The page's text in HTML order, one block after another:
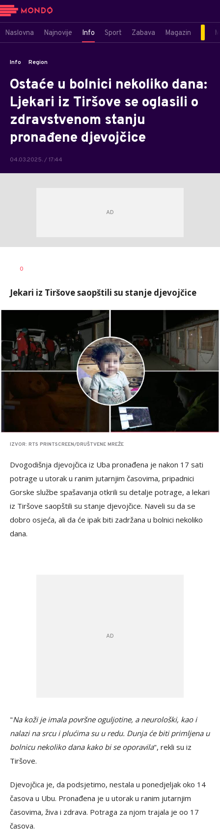
Naslovna Najnovije Info Sport Zabava Magazin
Info Region
Ostaće u bolnici nekoliko dana:
Ljekari iz Tiršove se oglasili o
zdravstvenom stanju
pronađene djevojčice
04.03.2025. / 17:44
AUTOR
0
Jekari iz Tiršove saopštili su stanje djevojčice
IZVOR: RTS PRINTSCREEN/DRUŠTVENE MREŽE
Dvogodišnja djevojčica iz Uba pronađena je nakon 17 sati
potrage u utorak u ranim jutarnjim časovima, pripadnici
Gorske službe spašavanja otkrili su detalje potrage, a lekari
iz Tiršove saopštili su stanje djevojčice. Naveli su da se
dobro osjeća, ali da će ipak biti zadržana u bolnici nekoliko
dana.
"Na koži je imala površne oguljotine, a neurološki, kao i
nalazi na srcu i plućima su u redu. Dunja će biti primljena u
bolnicu nekoliko dana kako bi se oporavila", rekli su iz
Tiršove.
Djevojčica je, da podsjetimo, nestala u ponedjeljak oko 14
časova u Ubu. Pronađena je u utorak u ranim jutarnjim
časovima, živa i zdrava. Potraga za njom trajala je oo 17
časova.